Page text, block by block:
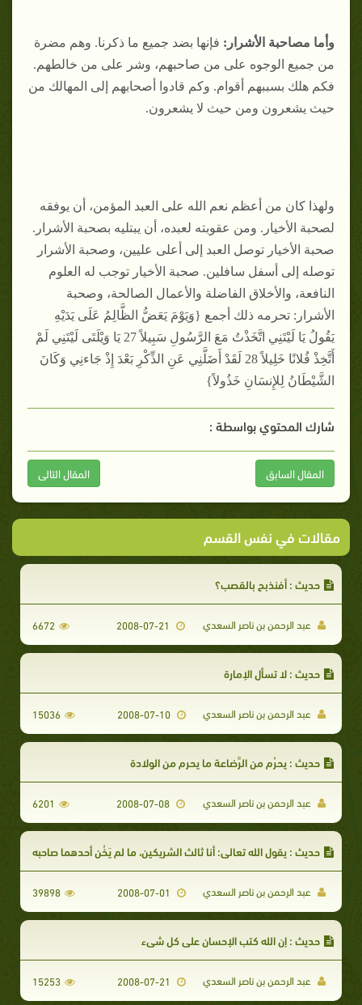
وأما مصاحبة الأشرار: فإنها بضد جميع ما ذكرنا. وهم مضرة
من جميع الوجوه على من صاحبهم، وشر على من خالطهم.
فكم هلك بسببهم أقوام. وكم قادوا أصحابهم إلى المهالك من
حيث يشعرون ومن حيث لا يشعرون.
ولهذا كان من أعظم نعم الله على العبد المؤمن، أن يوفقه
لصحبة الأخيار. ومن عقوبته لعبده، أن يبتليه بصحبة الأشرار.
صحبة الأخيار توصل العبد إلى أعلى عليين، وصحبة الأشرار
توصله إلى أسفل سافلين. صحبة الأخيار توجب له العلوم
النافعة، والأخلاق الفاضلة والأعمال الصالحة، وصحبة
الأشرار: تحرمه ذلك أجمع {وَيَوْمَ يَعَضُّ الظَّالِمُ عَلَى يَدَيْهِ
يَقُولُ يَا لَيْتَنِي اتَّخَذْتُ مَعَ الرَّسُولِ سَبِيلاً 27 يَا وَيْلَتَى لَيْتَنِي لَمْ
أَتَّخِذْ فُلانًا خَلِيلاً 28 لَقَدْ أَضَلَّنِي عَنِ الذِّكْرِ بَعْدَ إِذْ جَاءنِي وَكَانَ
الشَّيْطَانُ لِلإِنسَانِ خَذُولاً}
شارك المحتوي بواسطة :
المقال السابق المقال التالى
مقالات في نفس القسم
حديث : أفنذبح بالقصب؟
عبد الرحمن بن ناصر السعدي 6672
حديث : لا تسأل الإمارة
عبد الرحمن بن ناصر السعدي 15036
حديث : يحرُم من الرَّضاعة ما يحرم من الولادة
عبد الرحمن بن ناصر السعدي 2008-07-08
6201
حديث : يقول الله تعالى: أنا ثالث الشريكين، ما لم يَخُن أحدهما صاحبه
عبد الرحمن بن ناصر السعدي 39898
حديث : إن الله كتب الإحسان على كل شيء
عبد الرحمن بن ناصر السعدي 15253